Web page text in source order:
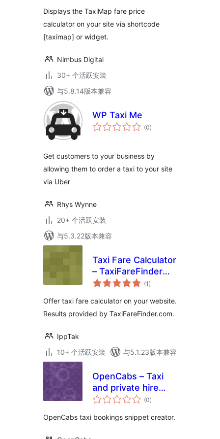
Displays the TaxiMap fare price
calculator on your site via shortcode
[taximap] or widget.
Nimbus Digital
30+ 个活跃安装
与5.8.14版本兼容
WP Taxi Me
(0总
评)
Get customers to your business by
allowing them to order a taxi to your site
via Uber
Rhys Wynne
20+ 个活跃安装
与5.3.22版本兼容
Taxi Fare Calculator
– TaxiFareFinder
for WordPress
(1 总
评)
Offer taxi fare calculator on your website.
Results provided by TaxiFareFinder.com.
IppTak
10+ 个活跃安装
与5.1.23版本兼容
OpenCabs – Taxi
and private hire
bookings
(0总
评)
OpenCabs taxi bookings snippet creator.